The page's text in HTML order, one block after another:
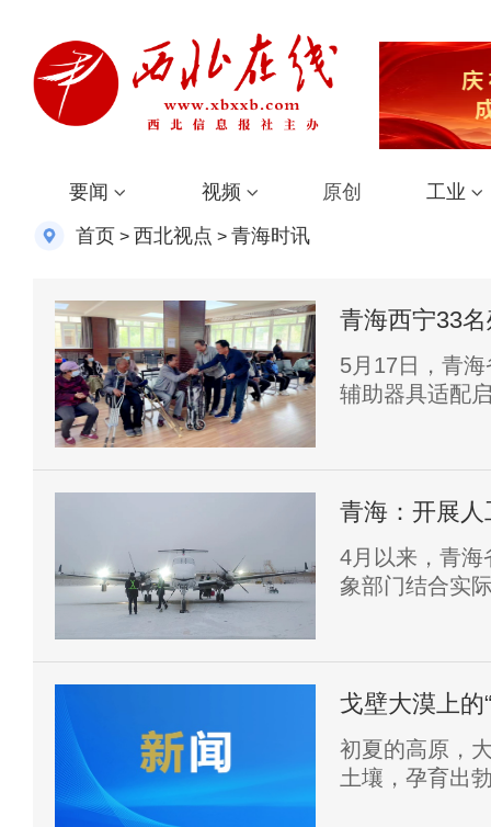
要闻 视频 原创 工业
首页 > 西北视点 > 青海时讯
青海西宁33
5月17日，青
辅助器具适配
青海：开展
进行
4月以来，青海
象部门结合实
戈壁大漠上的
初夏的高原，
土壤，孕育出